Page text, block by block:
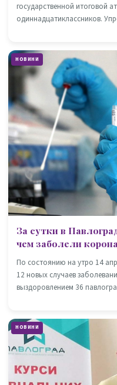
государственной итоговой
одиннадцатиклассников.
НОВИНИ
За сутки в
чем заболели
По состоянию на утро 14
12 новых случаев
выздоровлением 36
НОВИНИ